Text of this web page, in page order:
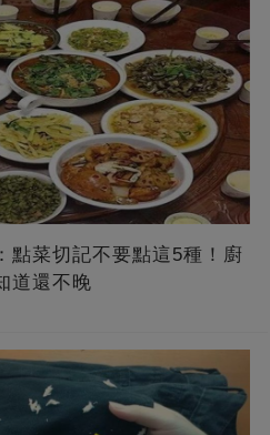
點菜切記不要點這5種！廚
道還不晚